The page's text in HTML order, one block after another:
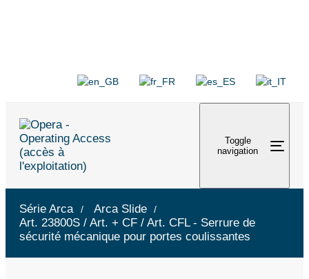
Toggle
navigation
Série Arca
Arca Slide
Art. 23800S / Art. + CF / Art. CFL - Serrure de
sécurité mécanique pour portes coulissantes